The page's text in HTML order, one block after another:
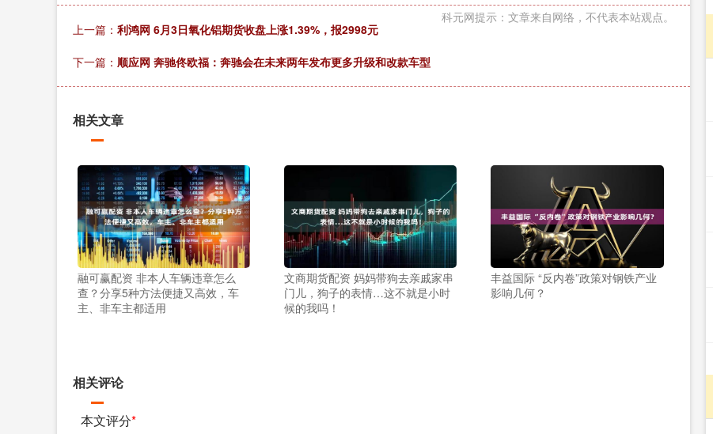
科元网提示：文章来自网络，不代表本站观点。
上一篇： 利鸿网 6月3日氧化铝期货收盘上涨1.39%，报2998元
下一篇： 顺应网 奔驰佟欧福：奔驰会在未来两年发布更多升级和改款车型
相关文章
融可赢配资 非本人车辆违章怎么
查？分享5种方法便捷又高效，车
主、非车主都适用
文商期货配资 妈妈带狗去亲戚家串
门儿，狗子的表情…这不就是小时
候的我吗！
丰益国际 “反内卷”政策对钢铁产业
影响几何？
相关评论
本文评分*